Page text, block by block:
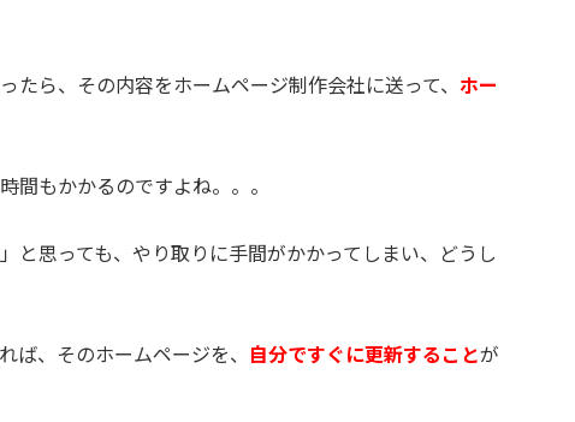
ら、その内容をホームページ制作会社に送って、 ホー
間もかかるのですよね。。。
と思っても、やり取りに手間がかかってしまい、どうし
ば、そのホームページを、 自分ですぐに更新することが